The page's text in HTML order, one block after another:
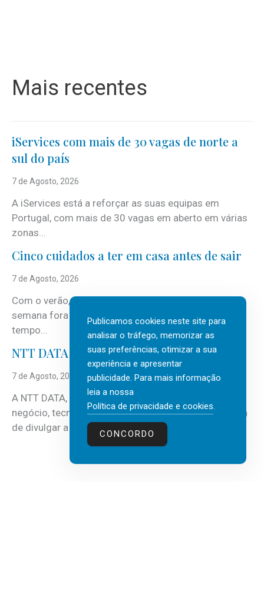
Mais recentes
iServices com mais de 30 vagas de norte a
sul do país
7 de Agosto, 2026
A iServices está a reforçar as suas equipas em
Portugal, com mais de 30 vagas em aberto em várias
zonas...
Cinco cuidados a ter em casa antes de sair
7 de Agosto, 2026
Com o verão, chegam também as férias, os fins-de-
semana fora e os dias em que a casa fica mais
tempo...
NTT DATA Insurtech Global Outlook 2026
7 de Agosto, 2026
A NTT DATA, consultora global em serviços de
negócio, tecnologia e inteligência artificial (IA), acaba
de divulgar a mais recente...
Publicamos cookies neste site para
analisar o tráfego, memorizar as
suas preferências, otimizar a sua
experiência e apresentar
publicidade. Para mais informação
leia a nossa
Política de privacidade e cookies.
CONCORDO